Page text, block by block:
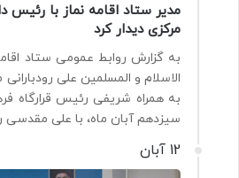
مدیر ستاد اقامه نماز با رئیس
مرکزی دیدار کرد
به گزارش روابط عمومی ستاد
الاسلام و المسلمین علی
به همراه شریفی رئیس قرارگاه
سیزدهم آبان ماه، با علی مقدسی
12 آبان